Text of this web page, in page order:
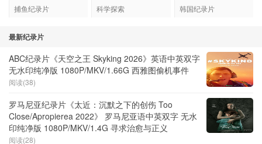
捕鱼纪录片
科学探索 韩国纪录片
最新纪录片
ABC纪录片《天空之王 Skyking 2026》英语中英双字
无水印纯净版 1080P/MKV/1.66G 西雅图偷机事件
阅读(38)
罗马尼亚纪录片《太近：沉默之下的创伤 Too
Close/Apropierea 2022》 罗马尼亚语中英双字 无水
印纯净版 1080P/MKV/1.4G 寻求治愈与正义
阅读(28)